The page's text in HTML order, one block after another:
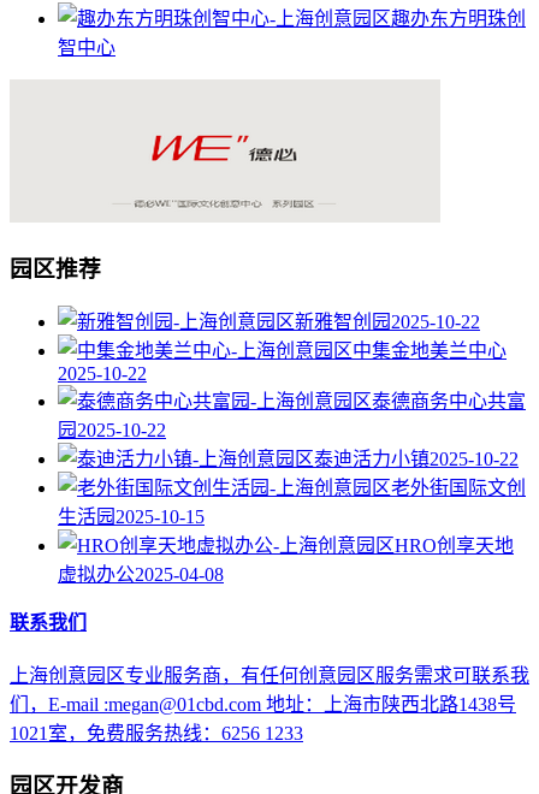
趣办东方明珠创
智中心
园区推荐
新雅智创园 2025-10-22
中集金地美兰中心
2025-10-22
泰德商务中心共富
园 2025-10-22
泰迪活力小镇2025-10-22
老外街国际文创
生活园 2025-10-15
HRO创享天地
虚拟办公2025-04-08
联系我们
上海创意园区专业服务商，有任何创意园区服务需求可联系我
们，E-mail :megan@01cbd.com 地址：上海市陕西北路1438号
1021室，免费服务热线：6256 1233
园区开发商